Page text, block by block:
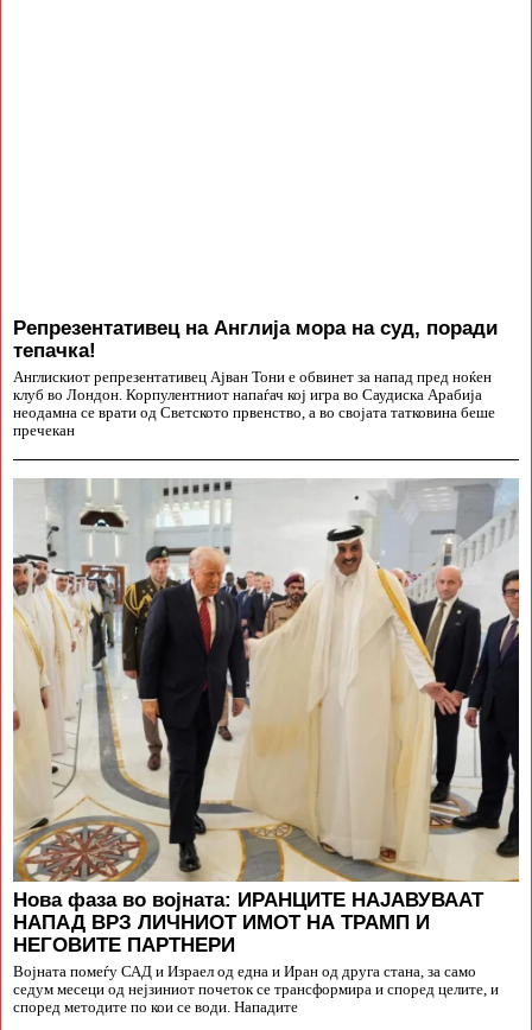
Репрезентативец на Англија мора на суд, поради
тепачка!
Англискиот репрезентативец Ајван Тони е обвинет за напад пред ноќен
клуб во Лондон. Корпулентниот напаѓач кој игра во Саудиска Арабија
неодамна се врати од Светското првенство, а во својата татковина беше
пречекан
Нова фаза во војната: ИРАНЦИТЕ НАЈАВУВААТ
НАПАД ВРЗ ЛИЧНИОТ ИМОТ НА ТРАМП И
НЕГОВИТЕ ПАРТНЕРИ
Војната помеѓу САД и Израел од една и Иран од друга стана, за само
седум месеци од нејзиниот почеток се трансформира и според целите, и
според методите по кои се води. Нападите